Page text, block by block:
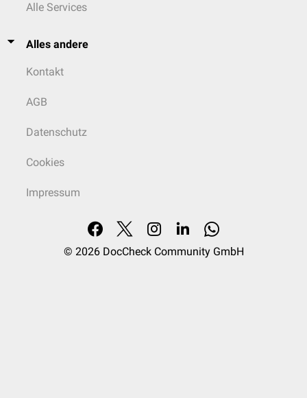
Alle Services
Alles andere
Kontakt
AGB
Datenschutz
Cookies
Impressum
© 2026 DocCheck Community GmbH